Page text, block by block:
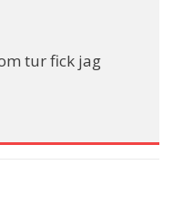
tur fick jag